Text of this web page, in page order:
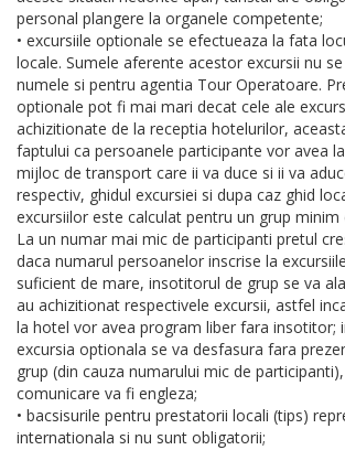
personal plangere la organele competente;
• excursiile optionale se efectueaza la fata
locale. Sumele aferente acestor excursii nu
numele si pentru agentia Tour Operatoare.
optionale pot fi mai mari decat cele ale
achizitionate de la receptia hotelurilor,
faptului ca persoanele participante vor avea
mijloc de transport care ii va duce si ii va
respectiv, ghidul excursiei si dupa caz ghid
excursiilor este calculat pentru un grup minim
La un numar mai mic de participanti pretul
daca numarul persoanelor inscrise la
suficient de mare, insotitorul de grup se va
au achizitionat respectivele excursii, astfel
la hotel vor avea program liber fara insotitor;
excursia optionala se va desfasura fara
grup (din cauza numarului mic de
comunicare va fi engleza;
• bacsisurile pentru prestatorii locali (tips)
internationala si nu sunt obligatorii;